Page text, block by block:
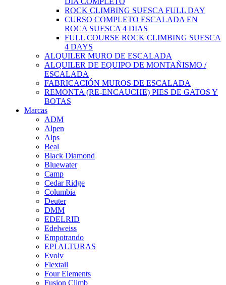
ROCK CLIMBING SUESCA FULL DAY
CURSO COMPLETO ESCALADA EN
ROCA SUESCA 4 DIAS
FULL COURSE ROCK CLIMBING SUESCA
4 DAYS
ALQUILER MURO DE ESCALADA
ALQUILER DE EQUIPO DE MONTAÑISMO /
ESCALADA
FABRICACIÓN MUROS DE ESCALADA
REMONTA (RE-ENCAUCHE) PIES DE GATOS Y
BOTAS
Marcas
ADM
Alpen
Alps
Beal
Black Diamond
Bluewater
Camp
Cedar Ridge
Columbia
Deuter
DMM
EDELRID
Edelweiss
Empotrando
EPI ALTURAS
Evolv
Flextail
Four Elements
Fusion Climb